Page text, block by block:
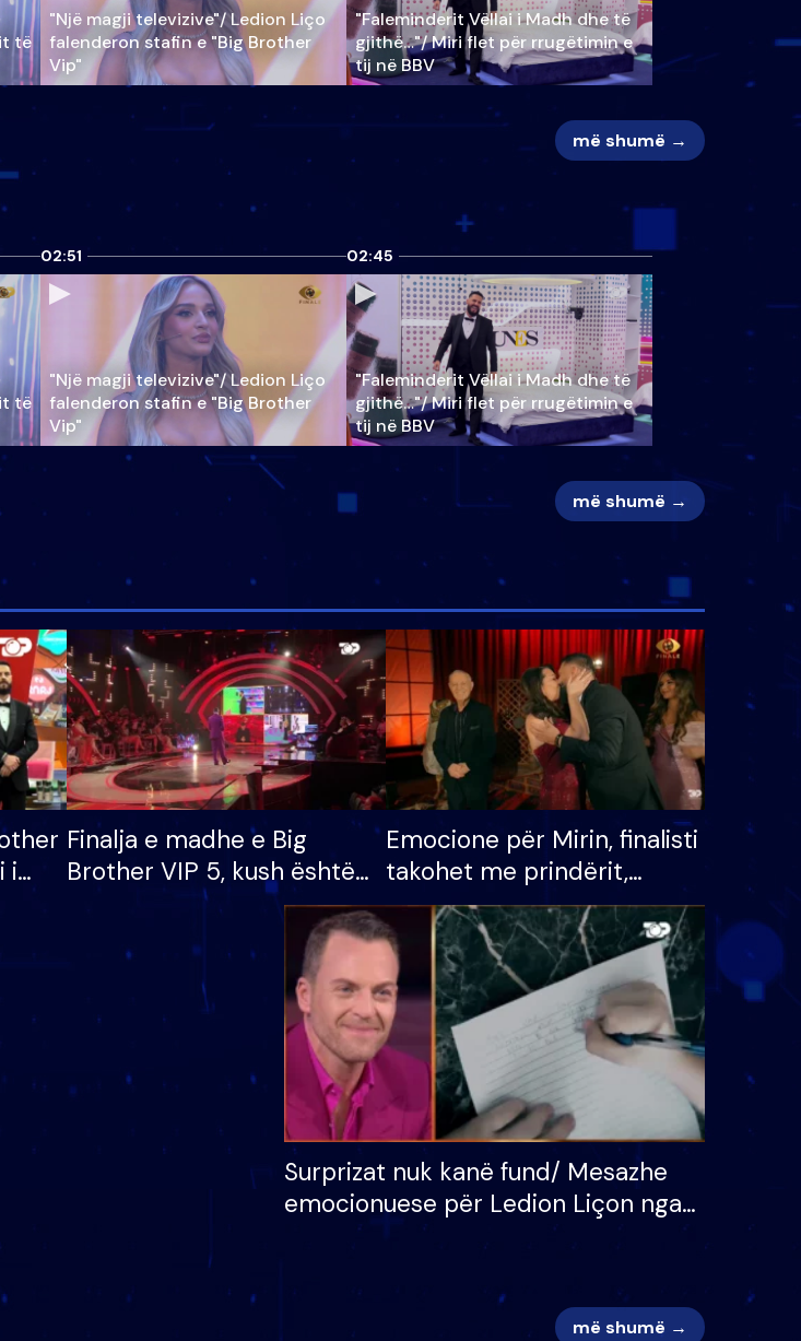
të
"Një magji televizive"/ Ledion Liço
falenderon stafin e "Big Brother
Vip"
"Faleminderit Vëllai i Madh dhe të
gjithë…"/ Miri flet për rrugëtimin e
tij në BBV
më shumë →
të
02:51
"Një magji televizive"/ Ledion Liço
falenderon stafin e "Big Brother
Vip"
02:45
"Faleminderit Vëllai i Madh dhe të
gjithë…"/ Miri flet për rrugëtimin e
tij në BBV
më shumë →
i
Finalja e madhe e Big
Brother VIP 5, kush është
banori i parë që lë shtëpinë
dhe humb mundësinë për
të fituar çmimin e madh
Emocione për Mirin, finalisti
takohet me prindërit,
vajzën dhe bashkëshorten:
S’kemi ndonjë letër divorci
apo jo?
Surprizat nuk kanë fund/ Mesazhe
emocionuese për Ledion Liçon nga
nëna dhe fëmijët e tij, moderatori
më shumë →